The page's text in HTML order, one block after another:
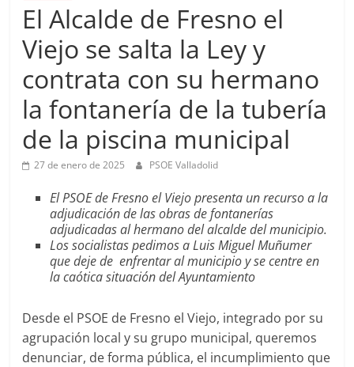
El Alcalde de Fresno el
Viejo se salta la Ley y
contrata con su hermano
la fontanería de la tubería
de la piscina municipal
27 de enero de 2025 PSOE Valladolid
El PSOE de Fresno el Viejo presenta un recurso a la
adjudicación de las obras de fontanerías
adjudicadas al hermano del alcalde del municipio.
Los socialistas pedimos a Luis Miguel Muñumer
que deje de enfrentar al municipio y se centre en
la caótica situación del Ayuntamiento
Desde el PSOE de Fresno el Viejo, integrado por su
agrupación local y su grupo municipal, queremos
denunciar, de forma pública, el incumplimiento que